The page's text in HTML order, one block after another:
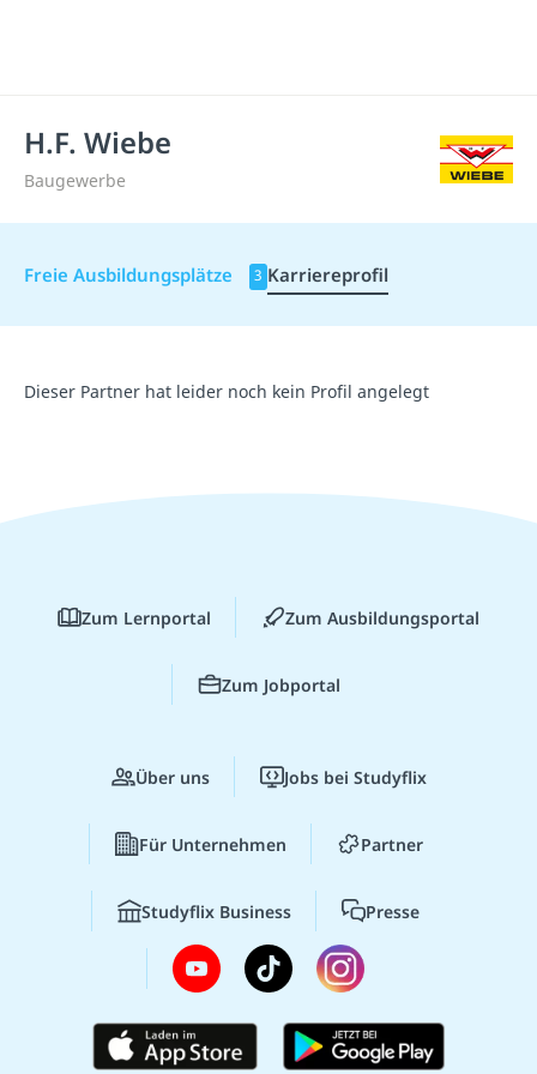
H.F. Wiebe
Baugewerbe
Freie Ausbildungsplätze 3 Karriereprofil
Dieser Partner hat leider noch kein Profil angelegt
Zum Lernportal Zum Ausbildungsportal
Zum Jobportal
Über uns Jobs bei Studyflix
Für Unternehmen Partner
Studyflix Business Presse